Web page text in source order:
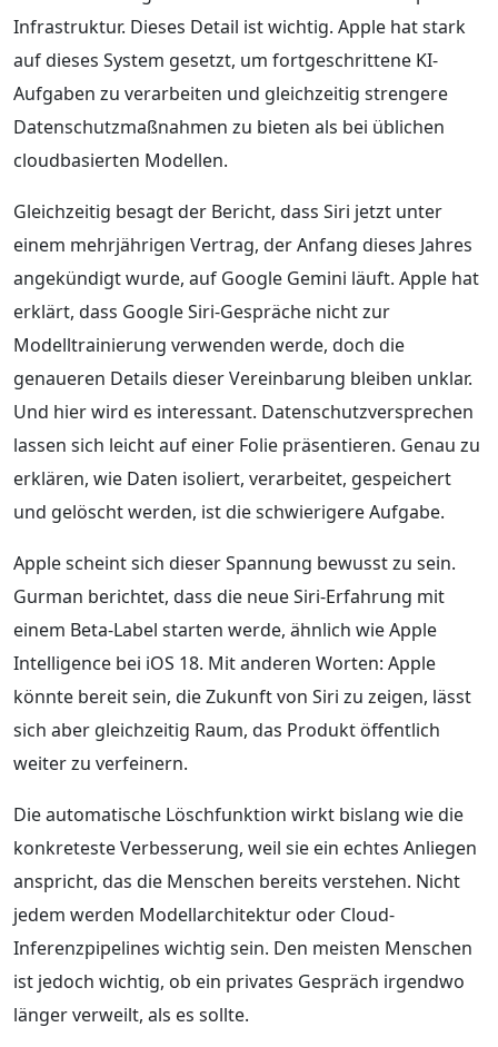
Infrastruktur. Dieses Detail ist wichtig. Apple hat stark
auf dieses System gesetzt, um fortgeschrittene KI-
Aufgaben zu verarbeiten und gleichzeitig strengere
Datenschutzmaßnahmen zu bieten als bei üblichen
cloudbasierten Modellen.
Gleichzeitig besagt der Bericht, dass Siri jetzt unter
einem mehrjährigen Vertrag, der Anfang dieses Jahres
angekündigt wurde, auf Google Gemini läuft. Apple hat
erklärt, dass Google Siri-Gespräche nicht zur
Modelltrainierung verwenden werde, doch die
genaueren Details dieser Vereinbarung bleiben unklar.
Und hier wird es interessant. Datenschutzversprechen
lassen sich leicht auf einer Folie präsentieren. Genau zu
erklären, wie Daten isoliert, verarbeitet, gespeichert
und gelöscht werden, ist die schwierigere Aufgabe.
Apple scheint sich dieser Spannung bewusst zu sein.
Gurman berichtet, dass die neue Siri-Erfahrung mit
einem Beta-Label starten werde, ähnlich wie Apple
Intelligence bei iOS 18. Mit anderen Worten: Apple
könnte bereit sein, die Zukunft von Siri zu zeigen, lässt
sich aber gleichzeitig Raum, das Produkt öffentlich
weiter zu verfeinern.
Die automatische Löschfunktion wirkt bislang wie die
konkreteste Verbesserung, weil sie ein echtes Anliegen
anspricht, das die Menschen bereits verstehen. Nicht
jedem werden Modellarchitektur oder Cloud-
Inferenzpipelines wichtig sein. Den meisten Menschen
ist jedoch wichtig, ob ein privates Gespräch irgendwo
länger verweilt, als es sollte.